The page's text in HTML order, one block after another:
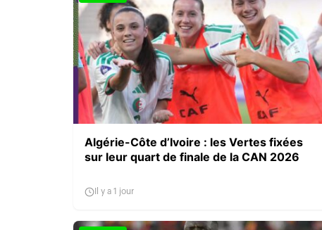
Algérie-Côte d’Ivoire : les Vertes fixées
sur leur quart de finale de la CAN 2026
Il y a 1 jour